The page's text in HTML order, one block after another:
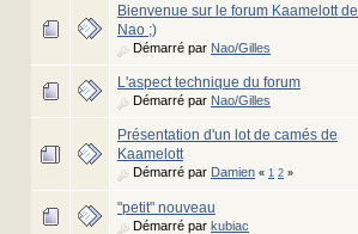
Bienvenue sur le forum Kaamelott de
Nao ;)
Démarré par Nao/Gilles
L'aspect technique du forum
Démarré par Nao/Gilles
Présentation d'un lot de camés de
Kaamelott
Démarré par Damien « 1 2 »
"petit" nouveau
Démarré par kubiac